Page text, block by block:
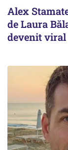
Alex
de Laura
devenit viral